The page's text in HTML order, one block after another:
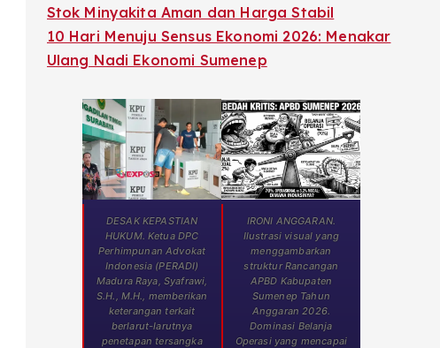
Stok Minyakita Aman dan Harga Stabil
10 Hari Menuju Sensus Ekonomi 2026: Menakar
Ulang Nadi Ekonomi Sumenep
DESAK KEPASTIAN
HUKUM. Ketua DPC
Perhimpunan Advokat
Indonesia (PERADI)
Madura Raya, Syafrawi,
S.H., M.H., memberikan
keterangan terkait
berlarut-larutnya
penetapan tersangka
IRONI ANGGARAN.
Ilustrasi visual yang
menggambarkan
struktur Rancangan
APBD Kabupaten
Sumenep Tahun
Anggaran 2026.
Dominasi Belanja
Operasi yang mencapai